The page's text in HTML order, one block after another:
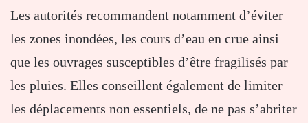
Les autorités recommandent notamment d’éviter
les zones inondées, les cours d’eau en crue ainsi
que les ouvrages susceptibles d’être fragilisés par
les pluies. Elles conseillent également de limiter
les déplacements non essentiels, de ne pas s’abriter